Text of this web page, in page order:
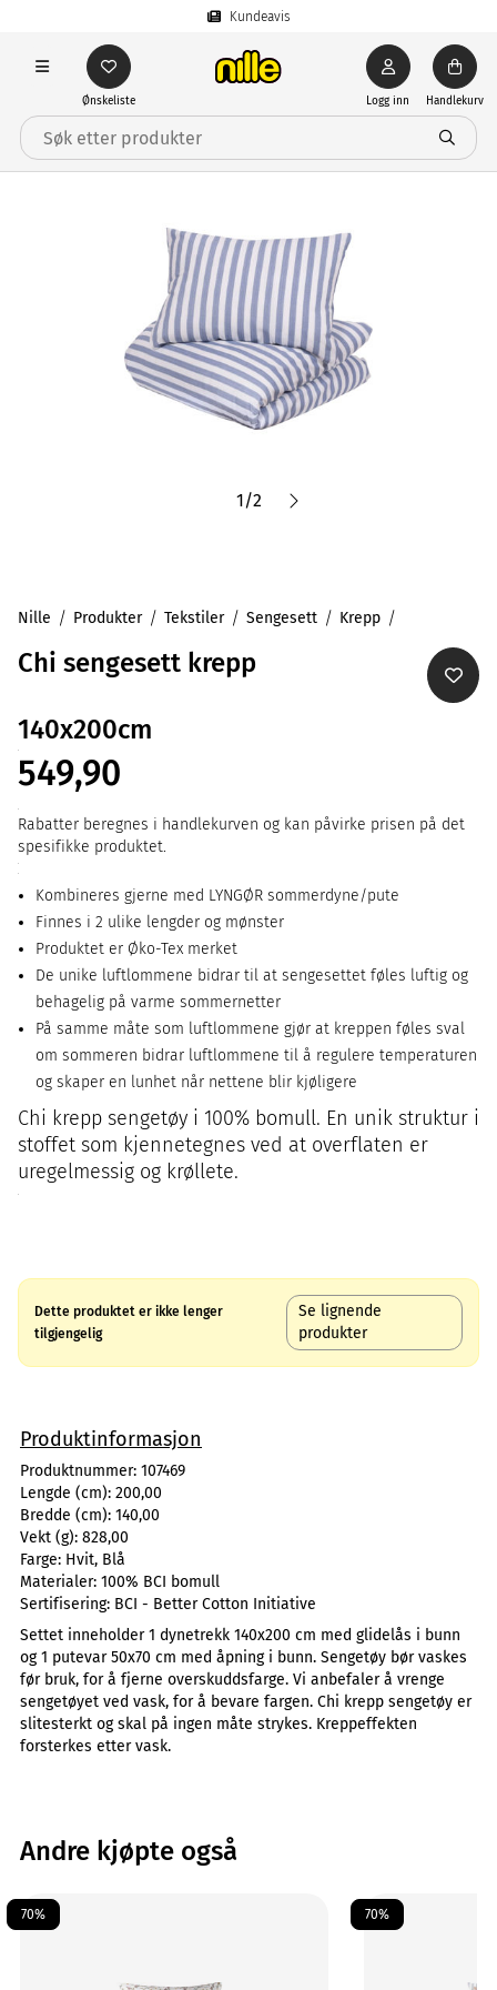
Kundeavis
Ønskeliste Logg inn Handlekurv
1/2
Nille Produkter Tekstiler Sengesett Krepp
Chi sengesett krepp
140x200cm
549,90
Rabatter beregnes i handlekurven og kan påvirke prisen på det
spesifikke produktet.
Kombineres gjerne med LYNGØR sommerdyne/pute
Finnes i 2 ulike lengder og mønster
Produktet er Øko-Tex merket
De unike luftlommene bidrar til at sengesettet føles luftig og
behagelig på varme sommernetter
På samme måte som luftlommene gjør at kreppen føles sval
om sommeren bidrar luftlommene til å regulere temperaturen
og skaper en lunhet når nettene blir kjøligere
Chi krepp sengetøy i 100% bomull. En unik struktur i
stoffet som kjennetegnes ved at overflaten er
uregelmessig og krøllete.
Dette produktet er ikke lenger
tilgjengelig
Se lignende
produkter
Produktinformasjon
Produktnummer: 107469
Lengde (cm): 200,00
Bredde (cm): 140,00
Vekt (g): 828,00
Farge: Hvit, Blå
Materialer: 100% BCI bomull
Sertifisering: BCI - Better Cotton Initiative
Settet inneholder 1 dynetrekk 140x200 cm med glidelås i bunn
og 1 putevar 50x70 cm med åpning i bunn. Sengetøy bør vaskes
før bruk, for å fjerne overskuddsfarge. Vi anbefaler å vrenge
sengetøyet ved vask, for å bevare fargen. Chi krepp sengetøy er
slitesterkt og skal på ingen måte strykes. Kreppeffekten
forsterkes etter vask.
Andre kjøpte også
70% 70%